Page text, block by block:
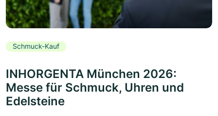
Schmuck-Kauf
INHORGENTA München 2026:
Messe für Schmuck, Uhren und
Edelsteine